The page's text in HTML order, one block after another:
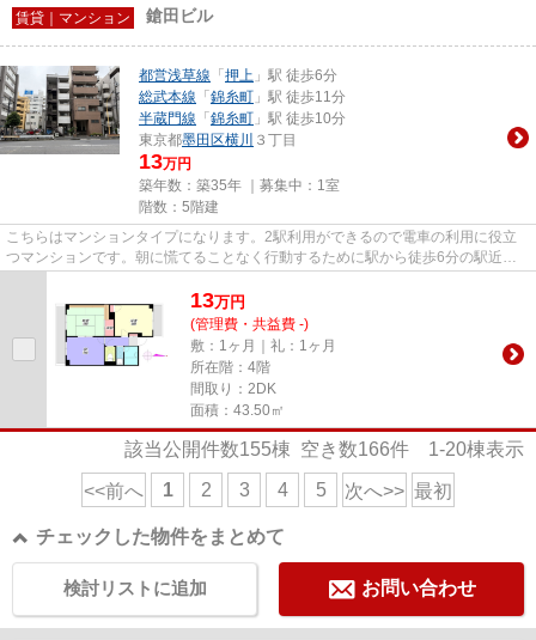
賃貸｜マンション 鎗田ビル
都営浅草線 「 押上 」駅 徒歩6分
総武本線 「 錦糸町 」駅 徒歩11分
半蔵門線 「 錦糸町 」駅 徒歩10分
東京都墨田区横川 ３丁目
13万円
築年数：築35年 ｜募集中： 1室
階数：5階建
こちらはマンションタイプになります。2駅利用ができるので電車の利用に役立
つマンションです。朝に慌てることなく行動するために駅から徒歩6分の駅近マ
13万円
(管理費・共益費 -)
敷：1ヶ月｜礼：1ヶ月
所在階：4階
間取り：2DK
面積：43.50㎡
該当公開件数155棟 空き数166件 1-20棟表示
<<前へ 1 2 3 4 5 次へ>> 最初
チェックした物件をまとめて
お問い合わせ
検討リストに追加